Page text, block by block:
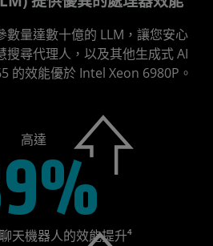
數量達數十億的 LLM，讓您安心
搜尋代理人，以及其他生成式 AI
的效能優於 Intel Xeon 6980P。
高達
天機器人的效能提升⁴